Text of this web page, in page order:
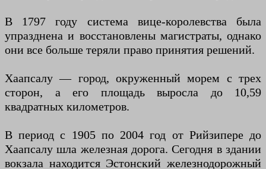
В 1797 году система вице-королевства была
упразднена и восстановлены магистраты, однако
они все больше теряли право принятия решений.
Хаапсалу — город, окруженный морем с трех
сторон, а его площадь выросла до 10,59
квадратных километров.
В период с 1905 по 2004 год от Рийзипере до
Хаапсалу шла железная дорога. Сегодня в здании
вокзала находится Эстонский железнодорожный